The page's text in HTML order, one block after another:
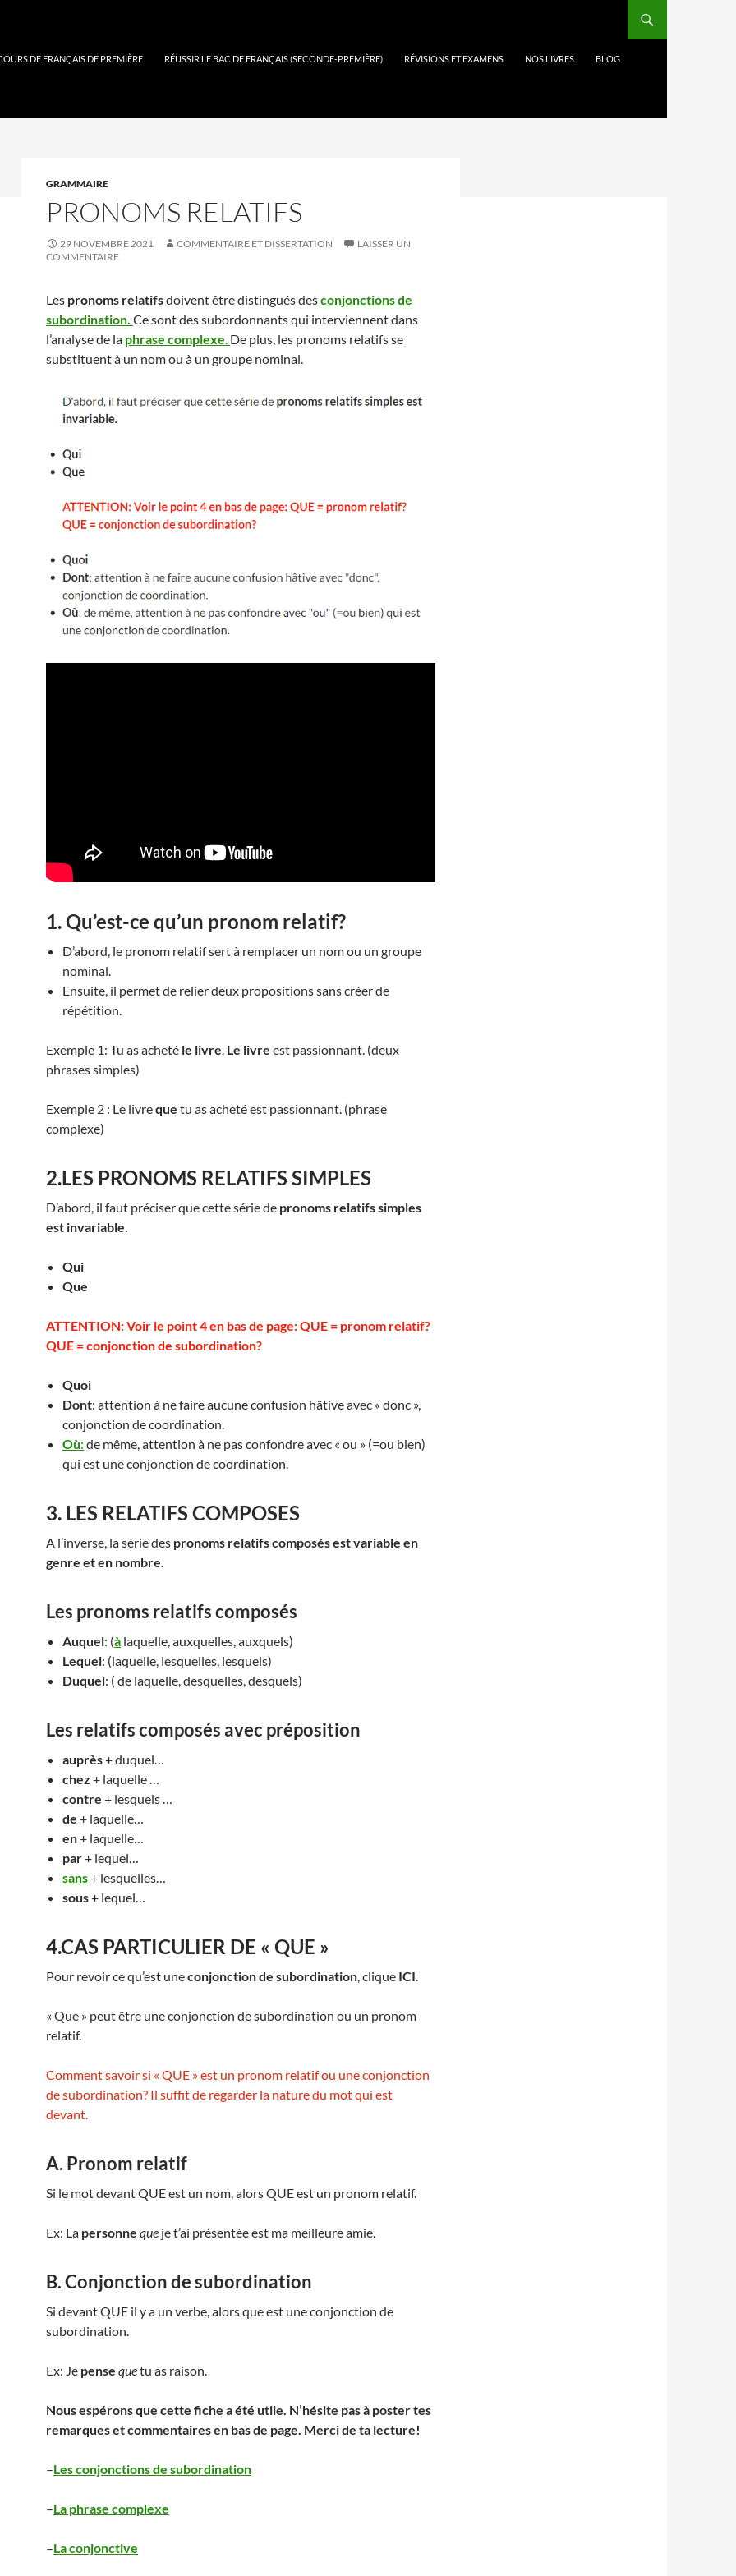
DE FRANÇAIS DE PREMIÈRE RÉUSSIR LE BAC DE FRANÇAIS (SECONDE-PREMIÈRE) RÉVISIONS ET EXAMENS NOS LIVRES BLOG
GRAMMAIRE
PRONOMS RELATIFS
29 NOVEMBRE 2021 COMMENTAIRE ET DISSERTATION
LAISSER UN
COMMENTAIRE
Les pronoms relatifsdoivent être distingués desconjonctions de
subordination. Ce sont des subordonnants qui interviennent dans
l’analyse de la phrase complexe. De plus, les pronoms relatifs se
substituent à un nom ou à un groupe nominal.
1. Qu’est-ce qu’un pronom relatif?
D’abord, le pronom relatif sert à remplacer un nom ou un groupe
nominal.
Ensuite, il permet de relier deux propositions sans créer de
répétition.
Exemple 1: Tu as acheté le livre Le livre est passionnant. (deux
phrases simples)
Exemple 2 : Le livreque tu as acheté est passionnant. (phrase
complexe)
2.LES PRONOMS RELATIFS SIMPLES
D’abord, il faut préciser que cette série de pronoms relatifs simples
est invariable.
Qui
Que
ATTENTION: Voir le point 4 en bas de page: QUE = pronom relatif?
QUE = conjonction de subordination?
Quoi
Dont: attention à ne faire aucune confusion hâtive avec « donc »,
conjonction de coordination.
Où: de même, attention à ne pas confondre avec « ou » (=ou bien)
qui est une conjonction de coordination.
3. LES RELATIFS COMPOSES
A l’inverse, la série des pronoms relatifs composés est variable en
genre et en nombre.
Les pronoms relatifs composés
Auquel: (à laquelle, auxquelles, auxquels)
Lequel: (laquelle, lesquelles, lesquels)
Duquel: ( de laquelle, desquelles, desquels)
Les relatifs composés avec préposition
auprès+ duquel…
chez + laquelle …
contre + lesquels …
de + laquelle…
en+ laquelle…
par+ lequel…
sans+ lesquelles…
sous+ lequel…
4.CAS PARTICULIER DE « QUE »
Pour revoir ce qu’est uneconjonction de subordination , clique ICI
« Que » peut être une conjonction de subordination ou un pronom
relatif.
Comment savoir si « QUE » est un pronom relatif ou une conjonction
de subordination? Il suffit de regarder la nature du mot qui est
devant.
A. Pronom relatif
Si le mot devant QUE est un nom, alors QUE est un pronom relatif.
Ex: La personne que je t’ai présentée est ma meilleure amie.
B. Conjonction de subordination
Si devant QUE il y a un verbe, alors que est une conjonction de
subordination.
Ex: Je pense quetu as raison.
Nous espérons que cette fiche a été utile. N’hésite pas à poster tes
remarques et commentaires en bas de page. Merci de ta lecture!
–Les conjonctions de subordination
–La phrase complexe
–La conjonctive